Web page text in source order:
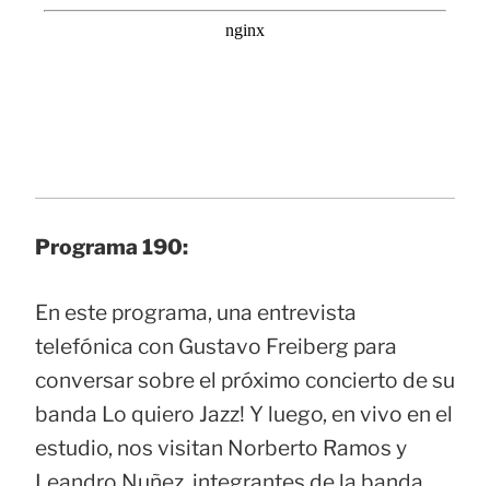
Programa 190:
En este programa, una entrevista
telefónica con Gustavo Freiberg para
conversar sobre el próximo concierto de su
banda Lo quiero Jazz! Y luego, en vivo en el
estudio, nos visitan Norberto Ramos y